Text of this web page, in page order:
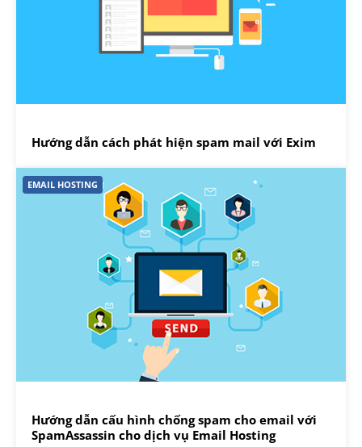
Hướng dẫn cách phát hiện spam mail với Exim
EMAIL HOSTING
Hướng dẫn cấu hình chống spam cho email với
SpamAssassin cho dịch vụ Email Hosting